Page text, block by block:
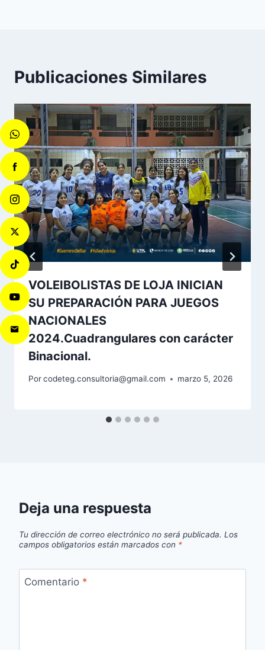
Publicaciones Similares
VOLEIBOLISTAS DE LOJA INICIAN
SU PREPARACIÓN PARA JUEGOS
NACIONALES
2024.Cuadrangulares con carácter
Binacional.
Porcodeteg.consultoria@gmail.com marzo 5, 2026
Deja una respuesta
Tu dirección de correo electrónico no será publicada. Los
campos obligatorios están marcados con *
Comentario *